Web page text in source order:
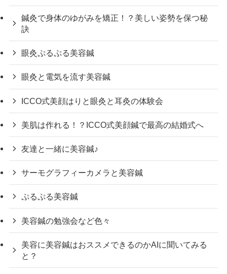
鍼灸で身体のゆがみを矯正！？美しい姿勢を保つ秘
訣
眼灸ぷるぷる美容鍼
眼灸と電気を流す美容鍼
ICCO式美顔はりと眼灸と耳灸の体験会
美肌は作れる！？ICCO式美顔鍼で最高の結婚式へ
友達と一緒に美容鍼♪
サーモグラフィーカメラと美容鍼
ぷるぷる美容鍼
美容鍼の勉強会など色々
美容に美容鍼はおススメできるのかAIに聞いてみる
と？